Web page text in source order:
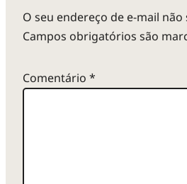
O seu endereço de e-mail
Campos obrigatórios são
Comentário *